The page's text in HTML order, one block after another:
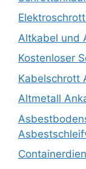
Altkabel und
Kostenloser
Kabelschrott
Altmetall